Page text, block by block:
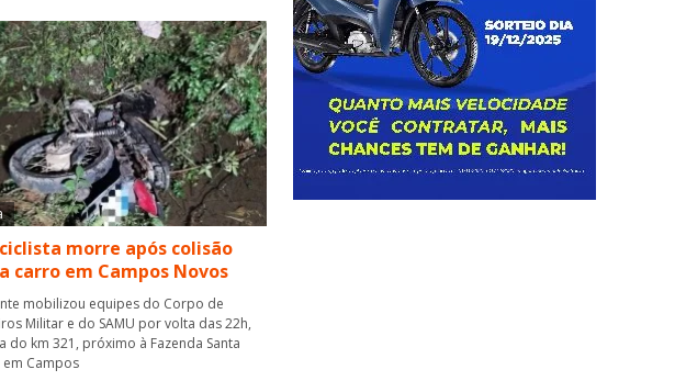
morre após colisão
carro em Campos Novos
mobilizou equipes do Corpo de
Militar e do SAMU por volta das 22h,
do km 321, próximo à Fazenda Santa
em Campos